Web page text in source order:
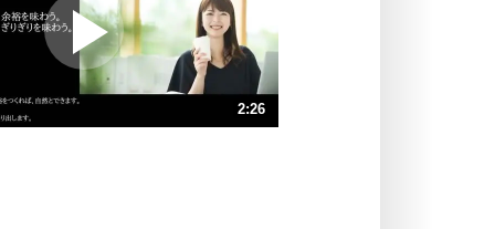
ポジティブになれない原因は、行動
しないから。
ポジティブ思考になる30の方法
ストレス対策
2:26